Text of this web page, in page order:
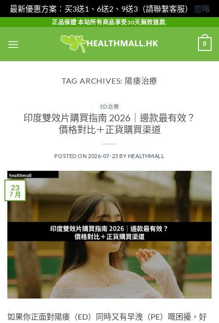
最新優惠方案：买3送1、6送2、9送3（請聯繫客服） 忽略
content
正品保證 本站所有商品享受30天無效退款.
0
TAG ARCHIVES: 陽痿治療
ED治療
印度雙效片購買指南 2026｜邊款最有效？
價格對比＋正貨購買渠道
POSTED ON 2026-07-23 BY HEALTHMALL
23
7 月
如果你正面對陽痿（ED）同時又有早洩（PE）嘅困擾，好